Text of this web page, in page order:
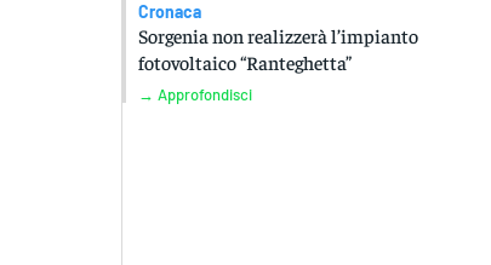
Cronaca
Sorgenia non realizzerà l’impianto
fotovoltaico “Ranteghetta”
→ Approfondisci